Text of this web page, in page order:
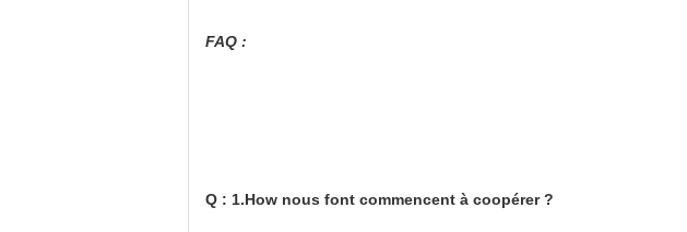
FAQ :
Q : 1.How nous font commencent à coopérer ?